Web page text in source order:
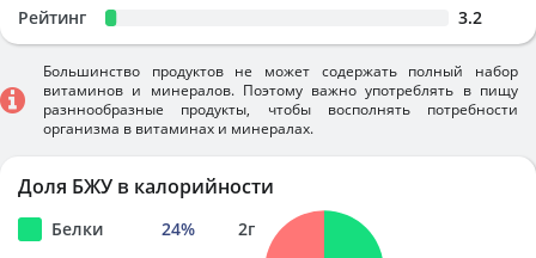
Рейтинг 3.2
Большинство продуктов не может содержать полный набор
витаминов и минералов. Поэтому важно употреблять в пищу
разннообразные продукты, чтобы восполнять потребности
организма в витаминах и минералах.
Доля БЖУ в калорийности
Белки 24% 2г